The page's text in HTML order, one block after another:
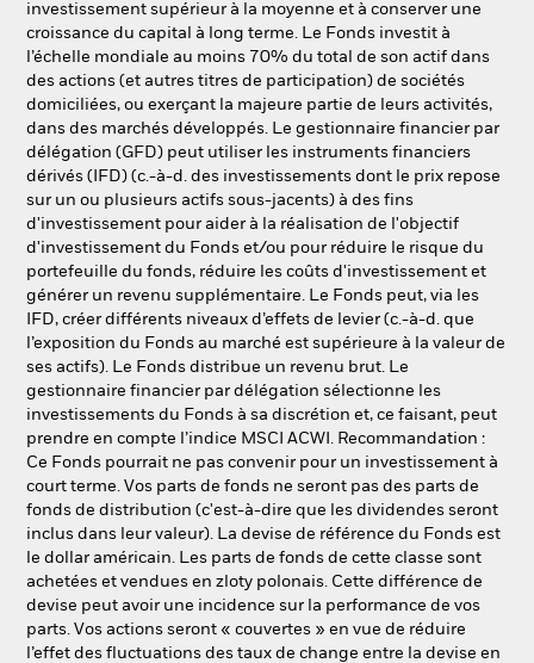
BlackRock
iShares
Aladdin
Notre société
investissement supérieur à la moyenne et à conserver une
croissance du capital à long terme. Le Fonds investit à
l’échelle mondiale au moins 70% du total de son actif dans
des actions (et autres titres de participation) de sociétés
domiciliées, ou exerçant la majeure partie de leurs activités,
dans des marchés développés. Le gestionnaire financier par
délégation (GFD) peut utiliser les instruments financiers
dérivés (IFD) (c.-à-d. des investissements dont le prix repose
sur un ou plusieurs actifs sous-jacents) à des fins
d'investissement pour aider à la réalisation de l'objectif
d'investissement du Fonds et/ou pour réduire le risque du
portefeuille du fonds, réduire les coûts d'investissement et
générer un revenu supplémentaire. Le Fonds peut, via les
IFD, créer différents niveaux d’effets de levier (c.-à-d. que
l’exposition du Fonds au marché est supérieure à la valeur de
ses actifs). Le Fonds distribue un revenu brut. Le
gestionnaire financier par délégation sélectionne les
investissements du Fonds à sa discrétion et, ce faisant, peut
prendre en compte l’indice MSCI ACWI. Recommandation :
Ce Fonds pourrait ne pas convenir pour un investissement à
court terme. Vos parts de fonds ne seront pas des parts de
fonds de distribution (c'est-à-dire que les dividendes seront
inclus dans leur valeur). La devise de référence du Fonds est
le dollar américain. Les parts de fonds de cette classe sont
achetées et vendues en zloty polonais. Cette différence de
devise peut avoir une incidence sur la performance de vos
parts. Vos actions seront « couvertes » en vue de réduire
l’effet des fluctuations des taux de change entre la devise en